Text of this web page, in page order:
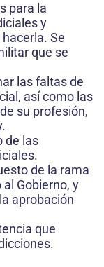
para la
y
Se
que se
las faltas de
así como las
su profesión,
de las
de la rama
Gobierno, y
aprobación
que